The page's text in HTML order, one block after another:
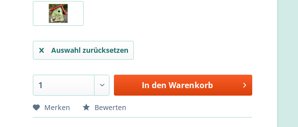
Auswahl zurücksetzen
In den Warenkorb
Merken Bewerten